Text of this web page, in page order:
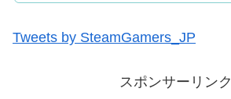
Tweets by SteamGamers_JP
スポンサーリンク